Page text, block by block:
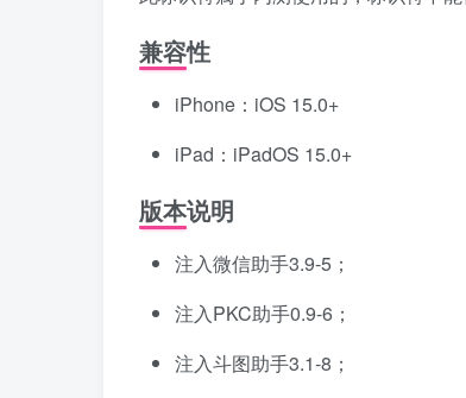
兼容性
iPhone：iOS 15.0+
iPad：iPadOS 15.0+
版本说明
注入微信助手3.9-5；
注入PKC助手0.9-6；
注入斗图助手3.1-8；